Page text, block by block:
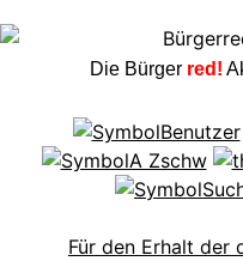
Die Bürger red!
Für den Erhalt der